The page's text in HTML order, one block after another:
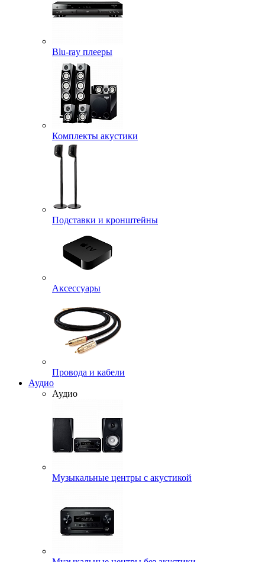
Blu-ray плееры
Комплекты акустики
Подставки и кронштейны
Аксессуары
Провода и кабели
Аудио
Аудио
Музыкальные центры с акустикой